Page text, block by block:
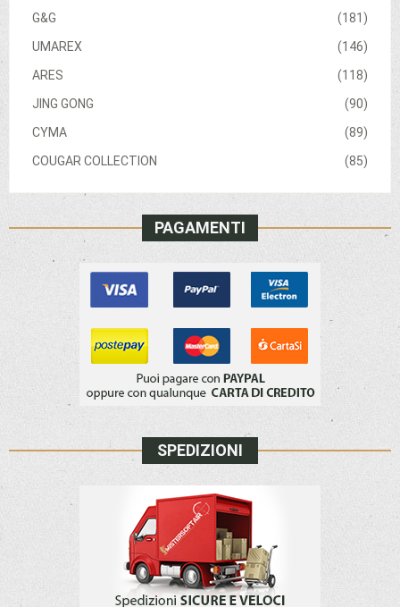
(181)
G&G
(146)
UMAREX
(118)
ARES
(90)
JING GONG
(89)
CYMA
(85)
COUGAR COLLECTION
PAGAMENTI
SPEDIZIONI